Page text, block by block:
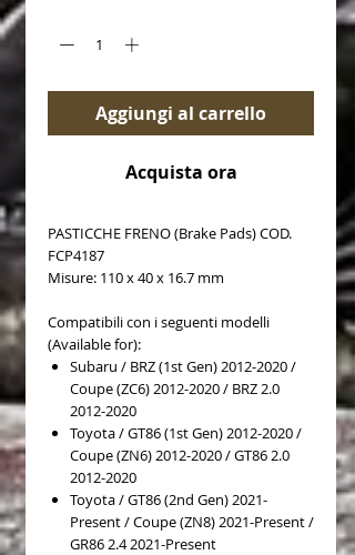
Aggiungi al carrello
Acquista ora
PASTICCHE FRENO (Brake Pads) COD.
FCP4187
Misure: 110 x 40 x 16.7 mm
Compatibili con i seguenti modelli
(Available for):
Subaru / BRZ (1st Gen) 2012-2020 /
Coupe (ZC6) 2012-2020 / BRZ 2.0
2012-2020
Toyota / GT86 (1st Gen) 2012-2020 /
Coupe (ZN6) 2012-2020 / GT86 2.0
2012-2020
Toyota / GT86 (2nd Gen) 2021-
Present / Coupe (ZN8) 2021-Present /
GR86 2.4 2021-Present